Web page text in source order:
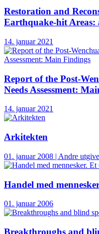
Restoration and
Earthquake-hit Areas:
14. januar 2021
Report of the Post-
Needs Assessment:
14. januar 2021
Arkitekten
01. januar 2008 | Andre
Handel med
01. januar 2006
Breakthroughs and